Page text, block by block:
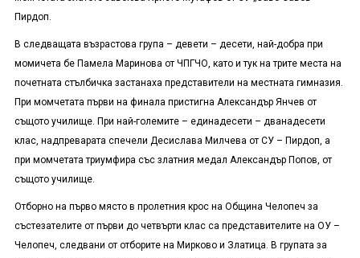
Пирдоп.
В следващата възрастова група – девети – десети, най-добра при
момичета бе Памела Маринова от ЧПГЧО, като и тук на трите места на
почетната стълбичка застанаха представители на местната гимназия.
При момчетата първи на финала пристигна Александър Янчев от
същото училище. При най-големите – единадесети – дванадесети
клас, надпреварата спечели Десислава Милчева от СУ – Пирдоп, а
при момчетата триумфира със златния медал Александър Попов, от
същото училище.
Отборно на първо място в пролетния крос на Община Челопеч за
състезателите от първи до четвърти клас са представителите на ОУ –
Челопеч, следвани от отборите на Мирково и Златица. В групата за